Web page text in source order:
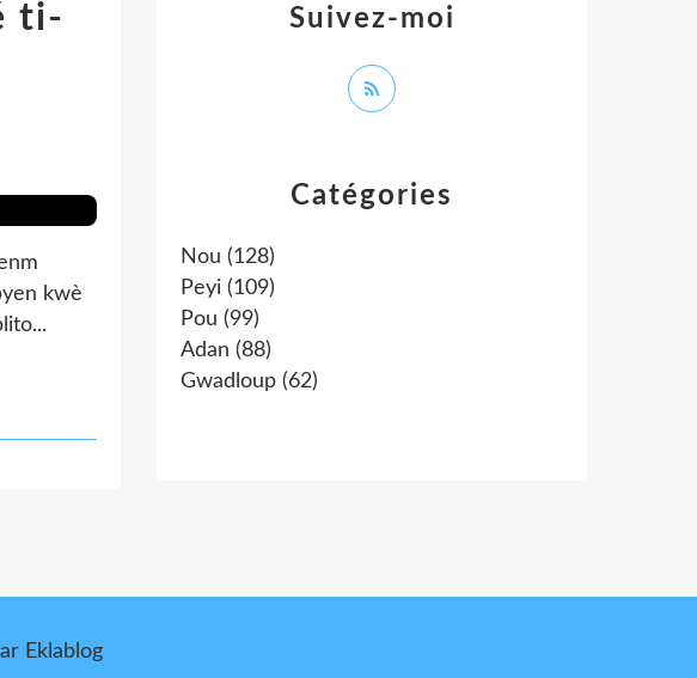
ti-
kwè
Catégories
Nou (128)
Peyi (109)
Pou (99)
Adan (88)
Gwadloup (62)
Suivez-moi
Eklablog